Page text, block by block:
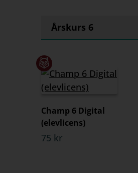
Årskurs 6
Champ 6 Digital
(elevlicens)
75 kr